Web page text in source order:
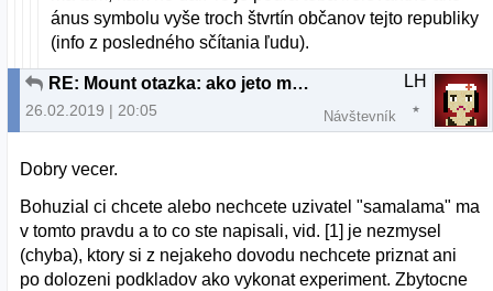
ánus symbolu vyše troch štvrtín občanov tejto republiky
(info z posledného sčítania ľudu).
RE: Mount otazka: ako jeto mozne?
26.02.2019 | 20:05
LH
Návštevník
Dobry vecer.
Bohuzial ci chcete alebo nechcete uzivatel "samalama" ma
v tomto pravdu a to co ste napisali, vid. [1] je nezmysel
(chyba), ktory si z nejakeho dovodu nechcete priznat ani
po dolozeni podkladov ako vykonat experiment. Zbytocne